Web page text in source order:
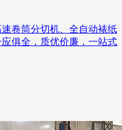
卷筒分切机、全自动裱纸
俱全，质优价廉，一站式